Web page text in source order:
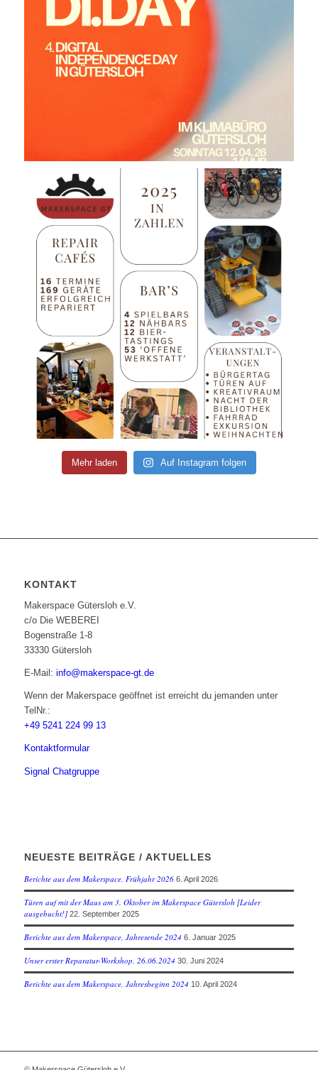
Mehr laden Auf Instagram folgen
KONTAKT
Makerspace Gütersloh e.V.
c/o Die WEBEREI
Bogenstraße 1-8
33330 Gütersloh
E-Mail: info@makerspace-gt.de
Wenn der Makerspace geöffnet ist erreicht du jemanden unter
TelNr.:
+49 5241 224 99 13
Kontaktformular
Signal Chatgruppe
NEUESTE BEITRÄGE / AKTUELLES
Berichte aus dem Makerspace, Frühjahr 2026 6. April 2026
Türen auf mit der Maus am 3. Oktober im Makerspace Gütersloh [Leider
ausgebucht!] 22. September 2025
Berichte aus dem Makerspace, Jahresende 2024 6. Januar 2025
Unser erster Reparatur-Workshop, 26.06.2024 30. Juni 2024
Berichte aus dem Makerspace, Jahresbeginn 2024 10. April 2024